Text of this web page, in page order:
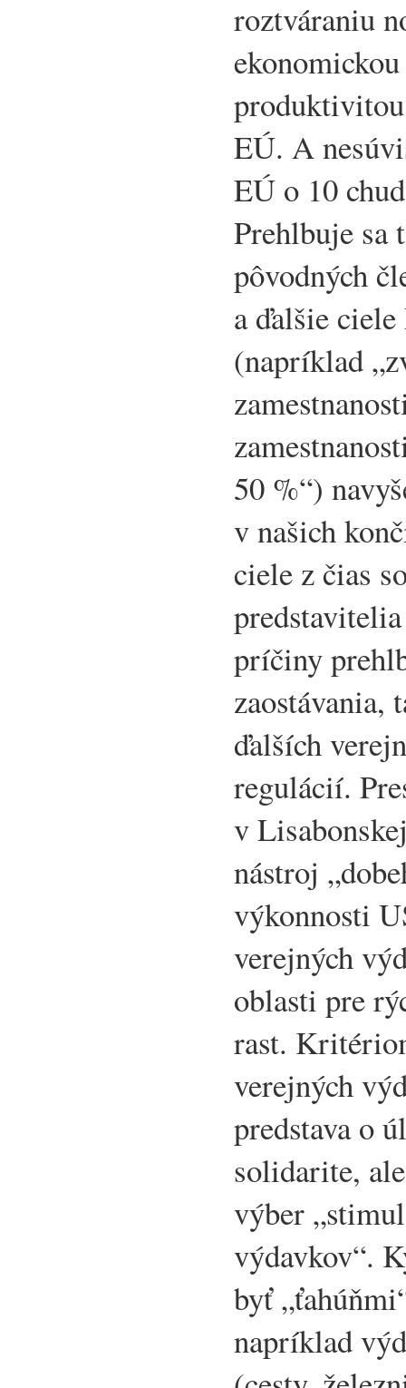
roztváraniu
EÚ. A
EÚ o 10
Prehlbuje sa
pôvodných
a ďalšie
(napríklad
50 %“)
v našich
ciele z čias
príčiny
zaostávania,
ďalších
regulácií.
v
nástroj
výkonnosti
verejných
oblasti pre
rast.
verejných
predstava o
solidarite,
výber
výdavkov“.
byť
napríklad